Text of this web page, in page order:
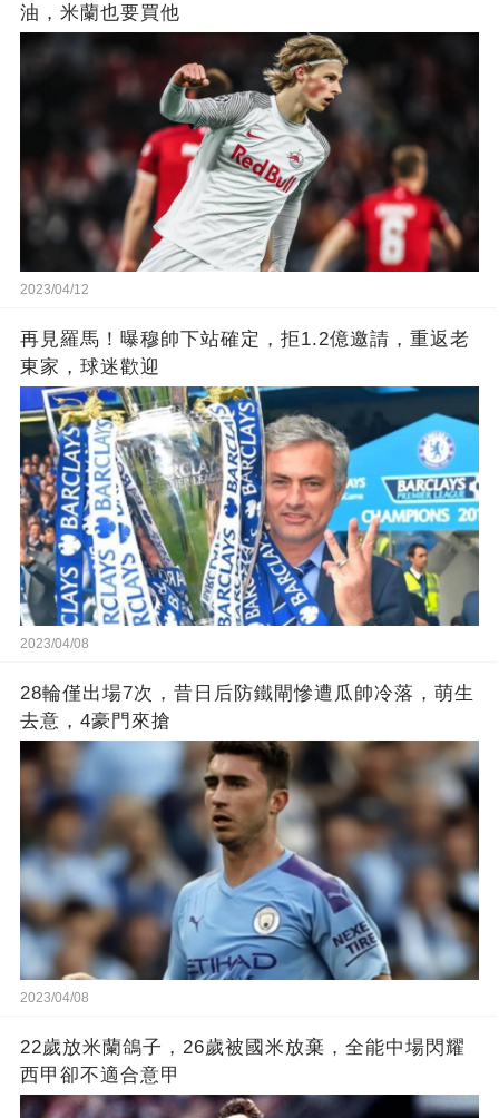
油，米蘭也要買他
2023/04/12
再見羅馬！曝穆帥下站確定，拒1.2億邀請，重返老
東家，球迷歡迎
2023/04/08
28輪僅出場7次，昔日后防鐵閘慘遭瓜帥冷落，萌生
去意，4豪門來搶
2023/04/08
22歲放米蘭鴿子，26歲被國米放棄，全能中場閃耀
西甲卻不適合意甲